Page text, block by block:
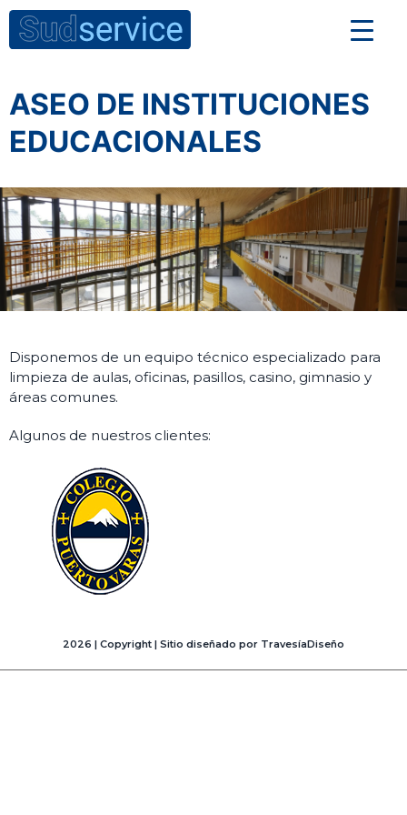
ASEO DE INSTITUCIONES
EDUCACIONALES
Disponemos de un equipo técnico especializado para
limpieza de aulas, oficinas, pasillos, casino, gimnasio y
áreas comunes.
Algunos de nuestros clientes:
2026 | Copyright | Sitio diseñado por TravesíaDiseño